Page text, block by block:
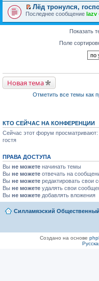
е
р
в
о
и
т
а
н
у
с
о
е
н
и
ю
р
е
й
т
у
н
е
п
и
т
а
м
у
с
о
о
б
щ
и
П
р
р
о
м
у
р
о
ч
н
н
о
м
у
с
о
о
щ
и
Лёд тронулся,
Последнее сообщение lazv
Показать
Поле
Новая тема
Отметить все темы как
КТО СЕЙЧАС НА КОНФЕРЕНЦИИ
Сейчас этот форум просматривают:
гостя
ПРАВА ДОСТУПА
Вы не можете начинать темы
Вы не можете отвечать на
Вы не можете редактировать свои
Вы не можете удалять свои
Вы не можете добавлять вложения
Силламяэский
Создано на основе